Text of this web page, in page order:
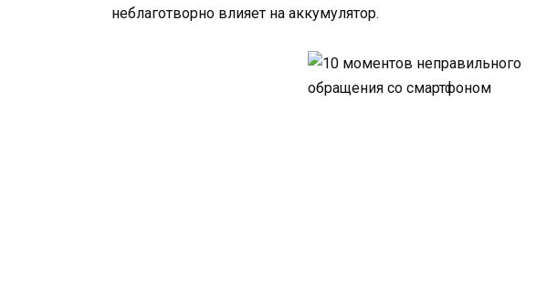
неблаготворно влияет на аккумулятор.